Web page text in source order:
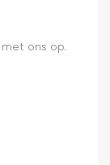
ons op.